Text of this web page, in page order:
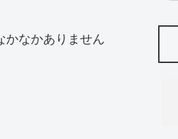
かなかありません